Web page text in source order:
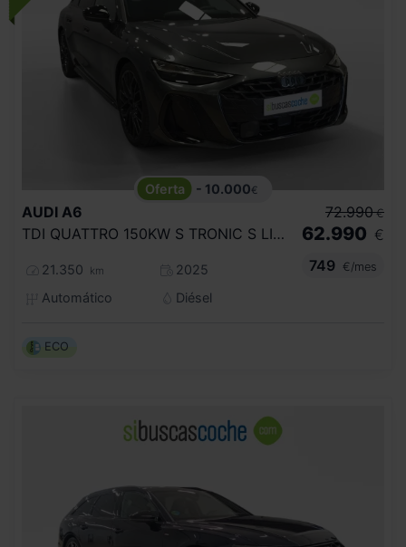
- 10.000€
AUDI A6
TDI QUATTRO 150KW S TRONIC S LINE
21.350 km
2025
Automático
Diésel
72.990 €
62.990 €
749
€/mes
ECO